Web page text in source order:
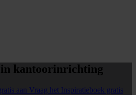
kantoorinrichting
aan Vraag het Inspiratieboek gratis